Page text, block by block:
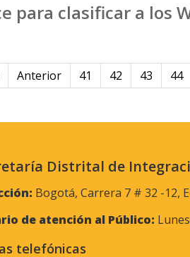
para clasificar a los
Anterior 41 42 43 44
Distrital de
Bogotá, Carrera 7 # 32 -12,
de atención al Público:
telefónicas